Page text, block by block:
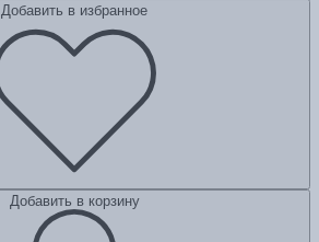
Добавить в избранное
Добавить в корзину